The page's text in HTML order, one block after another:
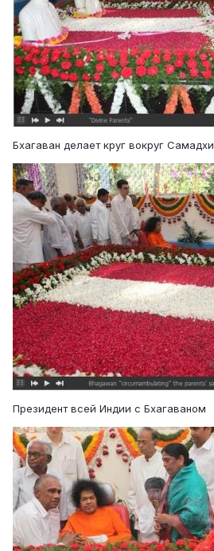
Бхагаван делает круг вокруг Самадхи
Президент всей Индии с Бхагаваном